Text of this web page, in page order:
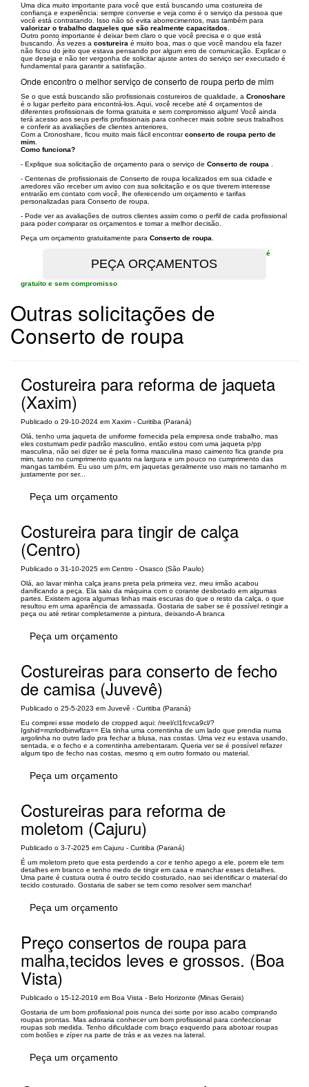
Uma dica muito importante para você que está buscando uma costureira de
confiança e experiência: sempre converse e veja como é o serviço da pessoa que
você está contratando. Isso não só evita aborrecimentos, mas também para
valorizar o trabalho daqueles que são realmente capacitados
Outro ponto importante é deixar bem claro o que você precisa e o que está
buscando. Às vezes a costureira é muito boa, mas o que você mandou ela fazer
não ficou do jeito que estava pensando por algum erro de comunicação. Explicar o
que deseja e não ter vergonha de solicitar ajuste antes do serviço ser executado é
fundamental para garantir a satisfação.
Onde encontro o melhor serviço de conserto de roupa perto de mim
Se o que está buscando são profissionais costureiros de qualidade, a Cronoshare
é o lugar perfeito para encontrá-los. Aqui, você recebe até 4 orçamentos de
diferentes profissionais de forma gratuita e sem compromisso algum! Você ainda
terá acesso aos seus perfis profissionais para conhecer mais sobre seus trabalhos
e conferir as avaliações de clientes anteriores.
Com a Cronoshare, ficou muito mais fácil encontrarconserto de roupa perto de
mim
Como funciona?
- Explique sua solicitação de orçamento para o serviço de Conserto de roupa
- Centenas de profissionais de Conserto de roupa localizados em sua cidade e
arredores vão receber um aviso con sua solicitação e os que tiverem interesse
entrarão em contato com você, lhe oferecendo um orçamento e tarifas
personalizadas para Conserto de roupa.
- Pode ver as avaliações de outros clientes assim como o perfil de cada profissional
para poder comparar os orçamentos e tomar a melhor decisão.
Peça um orçamento gratuitamente para Conserto de roupa
é
gratuito e sem compromisso
Outras solicitações de
Conserto de roupa
Costureira para reforma de jaqueta
(Xaxim)
Publicado o 29-10-2024 em Xaxim - Curitiba (Paraná)
Olá, tenho uma jaqueta de uniforme fornecida pela empresa onde trabalho, mas
eles costumam pedir padrão masculino, então estou com uma jaqueta p/pp
masculina, não sei dizer se é pela forma masculina maso caimento fica grande pra
mim, tanto no cumprimento quanto na largura e um pouco no cumprimento das
mangas também. Eu uso um p/m, em jaquetas geralmente uso mais no tamanho m
justamente por ser...
Peça um orçamento
Costureira para tingir de calça
(Centro)
Publicado o 31-10-2025 em Centro - Osasco (São Paulo)
Olá, ao lavar minha calça jeans preta pela primeira vez, meu irmão acabou
danificando a peça. Ela saiu da máquina com o corante desbotado em algumas
partes. Existem agora algumas linhas mais escuras do que o resto da calça, o que
resultou em uma aparência de amassada. Gostaria de saber se é possível retingir a
peça ou até retirar completamente a pintura, deixando-A branca
Peça um orçamento
Costureiras para conserto de fecho
de camisa (Juvevê)
Publicado o 25-5-2023 em Juvevê - Curitiba (Paraná)
Eu comprei esse modelo de cropped aqui: /reel/cl1fcvca9cl/?
Igshid=mzrlodbinwflza== Ela tinha uma correntinha de um lado que prendia numa
argolinha no outro lado pra fechar a blusa, nas costas. Uma vez eu estava usando,
sentada, e o fecho e a correntinha arrebentaram. Queria ver se é possível refazer
algum tipo de fecho nas costas, mesmo q em outro formato ou material.
Peça um orçamento
Costureiras para reforma de
moletom (Cajuru)
Publicado o 3-7-2025 em Cajuru - Curitiba (Paraná)
É um moletom preto que esta perdendo a cor e tenho apego a ele, porem ele tem
detalhes em branco e tenho medo de tingir em casa e manchar esses detalhes.
Uma parte é custura outra é outro tecido costurado, nao sei identificar o material do
tecido costurado. Gostaria de saber se tem como resolver sem manchar!
Peça um orçamento
Preço consertos de roupa para
malha,tecidos leves e grossos. (Boa
Vista)
Publicado o 15-12-2019 em Boa Vista - Belo Horizonte (Minas Gerais)
Gostaria de um bom profissional pois nunca dei sorte por isso acabo comprando
roupas prontas. Mas adoraria conhecer um bom profissional para confeccionar
roupas sob medida. Tenho dificuldade com braço esquerdo para abotoar roupas
com botões e zíper na parte de trás e as vezes na lateral.
Peça um orçamento